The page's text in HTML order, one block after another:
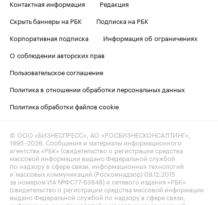
Контактная информация
Редакция
Скрыть баннеры на РБК
Подписка на РБК
Корпоративная подписка
Информация об ограничениях
О соблюдении авторских прав
Пользовательское соглашение
Политика в отношении обработки персональных данных
Политика обработки файлов cookie
© ООО «БИЗНЕСПРЕСС», АО «РОСБИЗНЕСКОНСАЛТИНГ»,
1995–2026. Сообщения и материалы информационного
агентства «РБК» (свидетельство о регистрации средства
массовой информации выдано Федеральной службой
по надзору в сфере связи, информационных технологий
и массовых коммуникаций (Роскомнадзор) 09.12.2015
за номером ИА №ФС77-63848) и сетевого издания «РБК»
(свидетельство о регистрации средства массовой информации
выдано Федеральной службой по надзору в сфере связи,